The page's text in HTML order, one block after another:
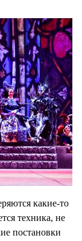
какие-то
техника, не
постановки